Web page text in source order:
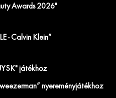
Awards 2026"
- Calvin Klein”
játékhoz
nyereményjátékhoz